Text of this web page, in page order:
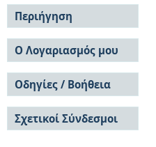
Περιήγηση
Σε όλο το DSpace
Κοινότητες & Συλλογές
Ανά Ημερομηνία
Έκδοσης
Συγγραφείς
Τίτλοι
Θέματα
Ο Λογαριασμός μου
Σύνδεση
Εγγραφή
Οδηγίες / Βοήθεια
Οδηγίες Υποβολής
Οδηγίες Χρήσης ΙΑ
Συχνές Ερωτήσεις
Σχετικοί Σύνδεσμοι